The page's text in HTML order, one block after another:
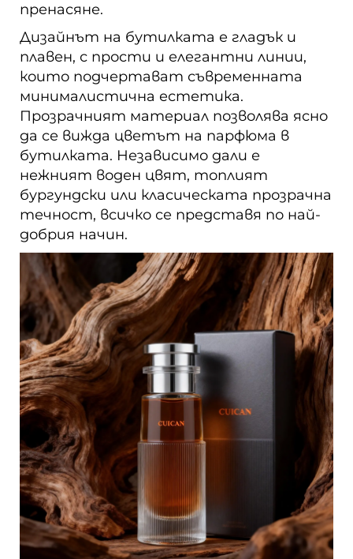
пренасяне.
Дизайнът на бутилката е гладък и
плавен, с прости и елегантни линии,
които подчертават съвременната
минималистична естетика.
Прозрачният материал позволява ясно
да се вижда цветът на парфюма в
бутилката. Независимо дали е
нежният воден цвят, топлият
бургундски или класическата прозрачна
течност, всичко се представя по най-
добрия начин.